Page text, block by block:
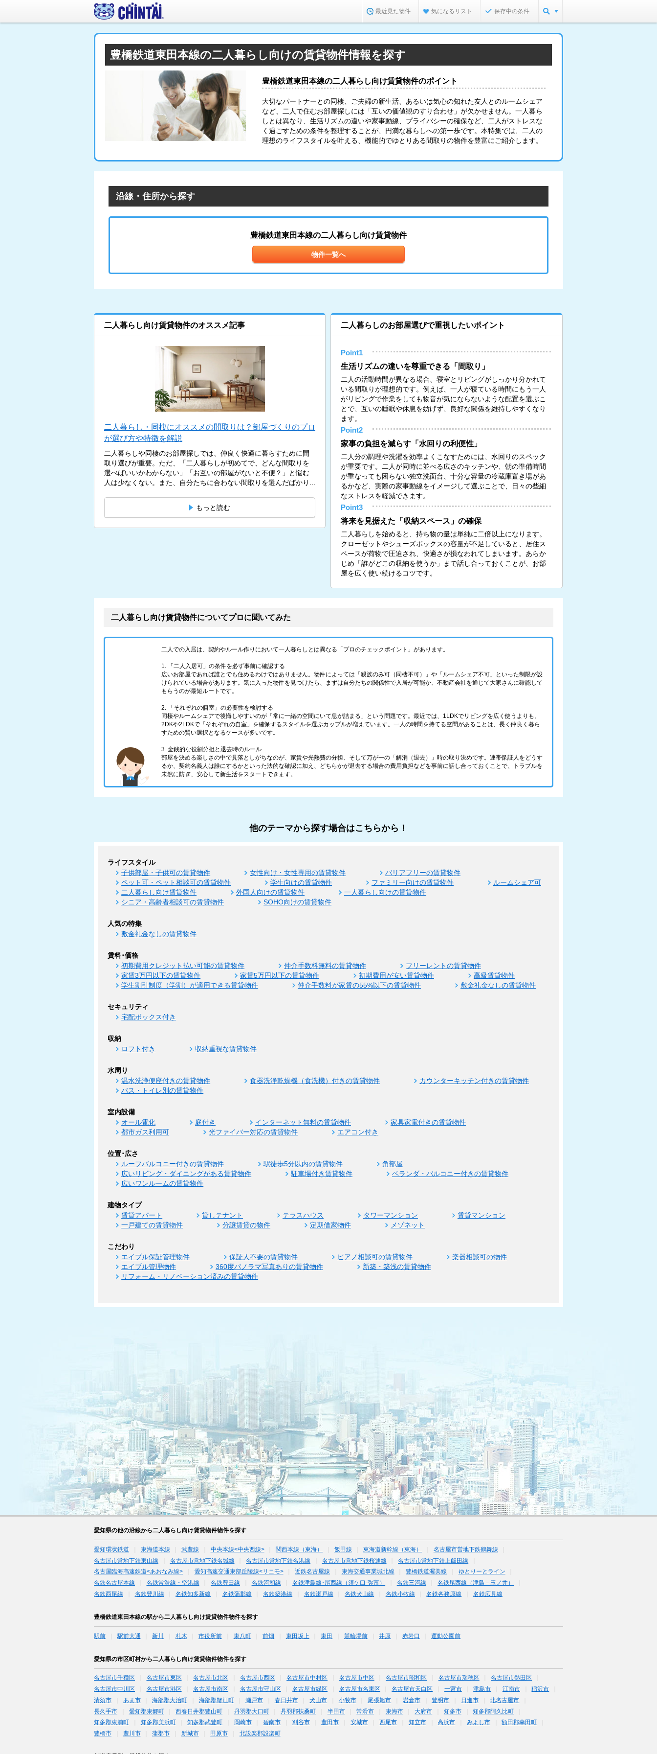
最近見た物件 気になるリスト 保存中の条件
豊橋鉄道東田本線の二人暮らし向けの賃貸物件情報を探す
豊橋鉄道東田本線の二人暮らし向け賃貸物件のポイント
大切なパートナーとの同棲、ご夫婦の新生活、あるいは気心の知れた友人とのルームシェア
など、二人で住むお部屋探しには「互いの価値観のすり合わせ」が欠かせません。一人暮ら
しとは異なり、生活リズムの違いや家事動線、プライバシーの確保など、二人がストレスな
く過ごすための条件を整理することが、円満な暮らしへの第一歩です。本特集では、二人の
理想のライフスタイルを叶える、機能的でゆとりある間取りの物件を豊富にご紹介します。
沿線・住所から探す
豊橋鉄道東田本線の二人暮らし向け賃貸物件
物件一覧へ
二人暮らし向け賃貸物件のオススメ記事
二人暮らし・同棲にオススメの間取りは？部屋づくりのプロ
が選び方や特徴を解説
二人暮らしや同棲のお部屋探しでは、仲良く快適に暮らすために間
取り選びが重要。ただ、「二人暮らしが初めてで、どんな間取りを
選べばいいかわからない」「お互いの部屋がないと不便？」と悩む
人は少なくない。また、自分たちに合わない間取りを選んだばかり...
もっと読む
二人暮らしのお部屋選びで重視したいポイント
Point1
生活リズムの違いを尊重できる「間取り」
二人の活動時間が異なる場合、寝室とリビングがしっかり分かれて
いる間取りが理想的です。例えば、一人が寝ている時間にもう一人
がリビングで作業をしても物音が気にならないような配置を選ぶこ
とで、互いの睡眠や休息を妨げず、良好な関係を維持しやすくなり
ます。
Point2
家事の負担を減らす「水回りの利便性」
二人分の調理や洗濯を効率よくこなすためには、水回りのスペック
が重要です。二人が同時に並べる広さのキッチンや、朝の準備時間
が重なっても困らない独立洗面台、十分な容量の冷蔵庫置き場があ
るかなど、実際の家事動線をイメージして選ぶことで、日々の些細
なストレスを軽減できます。
Point3
将来を見据えた「収納スペース」の確保
二人暮らしを始めると、持ち物の量は単純に二倍以上になります。
クローゼットやシューズボックスの容量が不足していると、居住ス
ペースが荷物で圧迫され、快適さが損なわれてしまいます。あらか
じめ「誰がどこの収納を使うか」まで話し合っておくことが、お部
屋を広く使い続けるコツです。
二人暮らし向け賃貸物件についてプロに聞いてみた
二人での入居は、契約やルール作りにおいて一人暮らしとは異なる「プロのチェックポイント」があります。
1. 「二人入居可」の条件を必ず事前に確認する
広いお部屋であれば誰とでも住めるわけではありません。物件によっては「親族のみ可（同棲不可）」や「ルームシェア不可」といった制限が設
けられている場合があります。気に入った物件を見つけたら、まずは自分たちの関係性で入居が可能か、不動産会社を通じて大家さんに確認して
もらうのが最短ルートです。
2. 「それぞれの個室」の必要性を検討する
同棲やルームシェアで後悔しやすいのが「常に一緒の空間にいて息が詰まる」という問題です。最近では、1LDKでリビングを広く使うよりも、
2DKや2LDKで「それぞれの自室」を確保するスタイルを選ぶカップルが増えています。一人の時間を持てる空間があることは、長く仲良く暮ら
すための賢い選択となるケースが多いです。
3. 金銭的な役割分担と退去時のルール
部屋を決める楽しさの中で見落としがちなのが、家賃や光熱費の分担、そして万が一の「解消（退去）」時の取り決めです。連帯保証人をどうす
るか、契約名義人は誰にするかといった法的な確認に加え、どちらかが退去する場合の費用負担などを事前に話し合っておくことで、トラブルを
未然に防ぎ、安心して新生活をスタートできます。
他のテーマから探す場合はこちらから！
ライフスタイル
子供部屋・子供可の賃貸物件 女性向け・女性専用の賃貸物件
バリアフリーの賃貸物件
ペット可・ペット相談可の賃貸物件
学生向けの賃貸物件 ファミリー向けの賃貸物件
ルームシェア可
二人暮らし向け賃貸物件
外国人向けの賃貸物件
一人暮らし向けの賃貸物件
シニア・高齢者相談可の賃貸物件
SOHO向けの賃貸物件
人気の特集
敷金礼金なしの賃貸物件
賃料･価格
初期費用クレジット払い可能の賃貸物件 仲介手数料無料の賃貸物件
フリーレントの賃貸物件
家賃3万円以下の賃貸物件
家賃5万円以下の賃貸物件 初期費用が安い賃貸物件
高級賃貸物件
学生割引制度（学割）が適用できる賃貸物件
仲介手数料が家賃の55%以下の賃貸物件 敷金礼金なしの賃貸物件
セキュリティ
宅配ボックス付き
収納
ロフト付き 収納重視な賃貸物件
水周り
温水洗浄便座付きの賃貸物件 食器洗浄乾燥機（食洗機）付きの賃貸物件
カウンターキッチン付きの賃貸物件
バス・トイレ別の賃貸物件
室内設備
オール電化 庭付き インターネット無料の賃貸物件
家具家電付きの賃貸物件
都市ガス利用可
光ファイバー対応の賃貸物件 エアコン付き
位置･広さ
ルーフバルコニー付きの賃貸物件 駅徒歩5分以内の賃貸物件
角部屋
広いリビング・ダイニングがある賃貸物件
駐車場付き賃貸物件
ベランダ・バルコニー付きの賃貸物件
広いワンルームの賃貸物件
建物タイプ
賃貸アパート 貸しテナント テラスハウス タワーマンション
賃貸マンション
一戸建ての賃貸物件
分譲賃貸の物件 定期借家物件 メゾネット
こだわり
エイブル保証管理物件 保証人不要の賃貸物件 ピアノ相談可の賃貸物件
楽器相談可の物件
エイブル管理物件
360度パノラマ写真ありの賃貸物件
新築・築浅の賃貸物件
リフォーム・リノベーション済みの賃貸物件
愛知県の他の沿線から二人暮らし向け賃貸物件物件を探す
愛知環状鉄道 東海道本線 武豊線 中央本線<中央西線> 関西本線（東海） 飯田線 東海道新幹線（東海）
名古屋市営地下鉄鶴舞線
名古屋市営地下鉄東山線
名古屋市営地下鉄名城線 名古屋市営地下鉄名港線 名古屋市営地下鉄桜通線
名古屋市営地下鉄上飯田線
名古屋臨海高速鉄道<あおなみ線>
愛知高速交通東部丘陵線<リニモ> 近鉄名古屋線 東海交通事業城北線 豊橋鉄道渥美線
ゆとりーとライン
名鉄名古屋本線
名鉄常滑線・空港線 名鉄豊田線 名鉄河和線 名鉄津島線･尾西線（須ケ口-弥富） 名鉄三河線
名鉄尾西線（津島－玉ノ井）
名鉄西尾線
名鉄豊川線 名鉄知多新線 名鉄蒲郡線 名鉄築港線 名鉄瀬戸線 名鉄犬山線 名鉄小牧線 名鉄各務原線 名鉄広見線
豊橋鉄道東田本線の駅から二人暮らし向け賃貸物件物件を探す
駅前 駅前大通 新川 札木 市役所前 東八町 前畑 東田坂上 東田 競輪場前 井原 赤岩口 運動公園前
愛知県の市区町村から二人暮らし向け賃貸物件物件を探す
名古屋市千種区 名古屋市東区 名古屋市北区 名古屋市西区 名古屋市中村区 名古屋市中区 名古屋市昭和区 名古屋市瑞穂区
名古屋市熱田区
名古屋市中川区
名古屋市港区 名古屋市南区 名古屋市守山区 名古屋市緑区 名古屋市名東区 名古屋市天白区 一宮市 津島市 江南市
稲沢市
清須市
あま市 海部郡大治町 海部郡蟹江町 瀬戸市 春日井市 犬山市 小牧市 尾張旭市 岩倉市 豊明市 日進市
北名古屋市
長久手市
愛知郡東郷町 西春日井郡豊山町 丹羽郡大口町 丹羽郡扶桑町 半田市 常滑市 東海市 大府市 知多市
知多郡阿久比町
知多郡東浦町
知多郡美浜町 知多郡武豊町 岡崎市 碧南市 刈谷市 豊田市 安城市 西尾市 知立市 高浜市 みよし市
額田郡幸田町
豊橋市
豊川市 蒲郡市 新城市 田原市 北設楽郡設楽町